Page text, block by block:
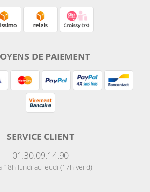
DE PAIEMENT
SERVICE CLIENT
01.30.09.14.90
18h lundi au jeudi (17h vend)